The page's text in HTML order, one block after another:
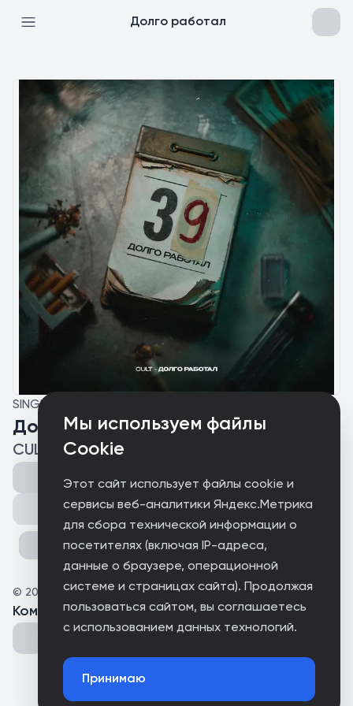
Мы используем файлы
Cookie
Этот сайт использует файлы cookie и
сервисы веб-аналитики Яндекс.Метрика
для сбора технической информации о
посетителях (включая IP-адреса,
данные о браузере, операционной
системе и страницах сайта). Продолжая
пользоваться сайтом, вы соглашаетесь
с использованием данных технологий.
Принимаю
Долго работал
SINGLE
Долго работал
CULT
Поделиться
© 2026 X167R
Комментарии(0 )